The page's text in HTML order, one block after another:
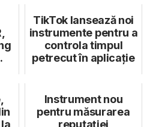
TikTok lansează noi
instrumente pentru a
controla timpul
petrecut în aplicație
Instrument nou
pentru măsurarea
reputației